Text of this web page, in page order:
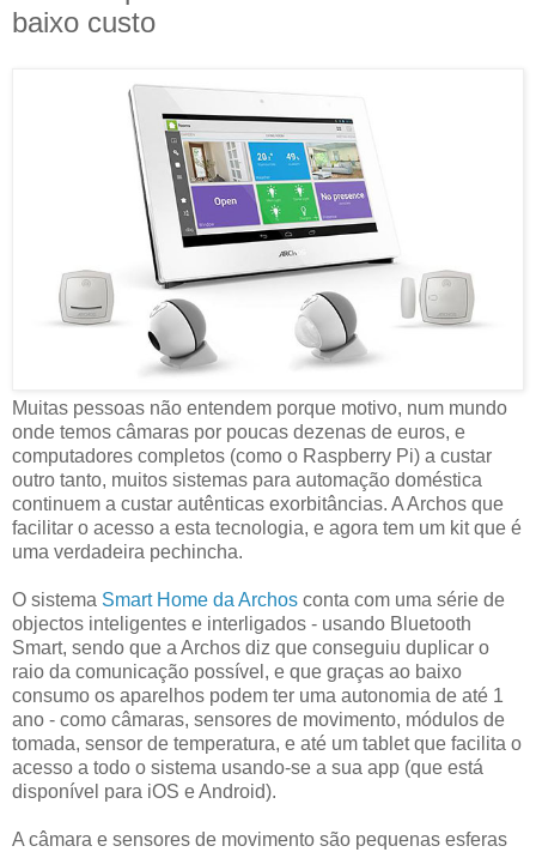
baixo custo
Muitas pessoas não entendem porque motivo, num mundo
onde temos câmaras por poucas dezenas de euros, e
computadores completos (como o Raspberry Pi) a custar
outro tanto, muitos sistemas para automação doméstica
continuem a custar autênticas exorbitâncias. A Archos que
facilitar o acesso a esta tecnologia, e agora tem um kit que é
uma verdadeira pechincha.
O sistema Smart Home da Archos conta com uma série de
objectos inteligentes e interligados - usando Bluetooth
Smart, sendo que a Archos diz que conseguiu duplicar o
raio da comunicação possível, e que graças ao baixo
consumo os aparelhos podem ter uma autonomia de até 1
ano - como câmaras, sensores de movimento, módulos de
tomada, sensor de temperatura, e até um tablet que facilita o
acesso a todo o sistema usando-se a sua app (que está
disponível para iOS e Android).
A câmara e sensores de movimento são pequenas esferas